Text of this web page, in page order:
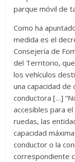
parque móvil de
Como ha
medida es el
Consejería de
del Territorio,
los vehículos
una capacidad de
conductora […]
accesibles para
ruedas, las
capacidad
conductor o la
correspondiente